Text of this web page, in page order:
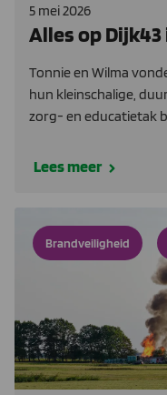
5 mei 2026
Alles op
Tonnie en Wilma
hun kleinschalige,
zorg- en educatietak
Lees meer
Brandveiligheid